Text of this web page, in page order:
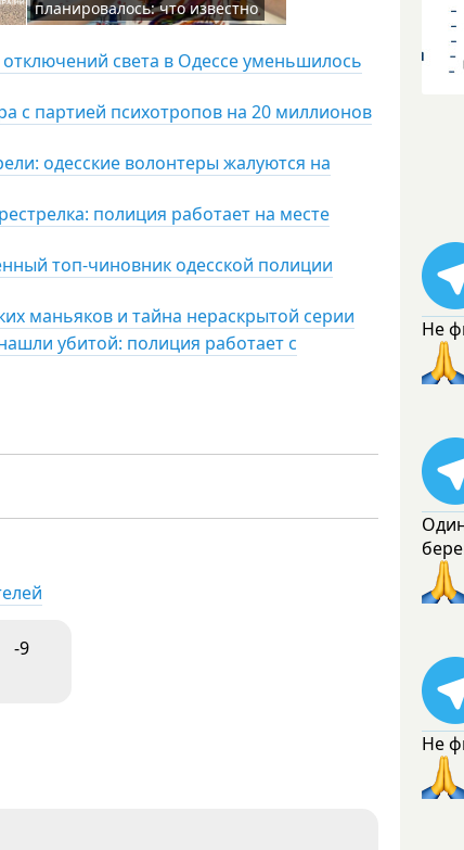
планировалось: что известно
света в Одессе уменьшилось
с партией психотропов на 20 миллионов
одесские волонтеры жалуются на
полиция работает на месте
топ-чиновник одесской полиции
маньяков и тайна нераскрытой серии
убитой: полиция работает с
-9
Не
Не